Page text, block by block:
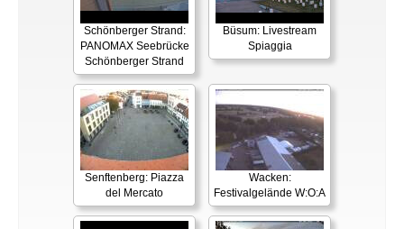
Schönberger Strand:
PANOMAX Seebrücke
Schönberger Strand
Büsum: Livestream
Spiaggia
Senftenberg: Piazza
del Mercato
Wacken:
Festivalgelände W:O:A